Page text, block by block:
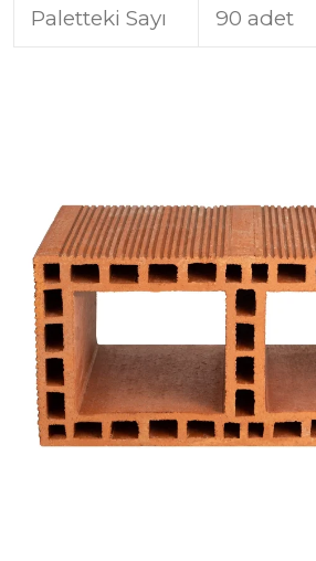
Paletteki Sayı 90 adet